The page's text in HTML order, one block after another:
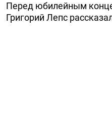
Перед юбилейным
Григорий Лепс